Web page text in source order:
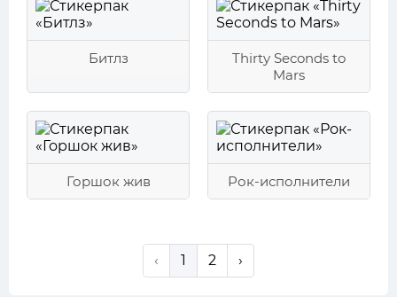
Битлз
Thirty Seconds to
Mars
Горшок жив Рок-исполнители
‹ 1 2 ›